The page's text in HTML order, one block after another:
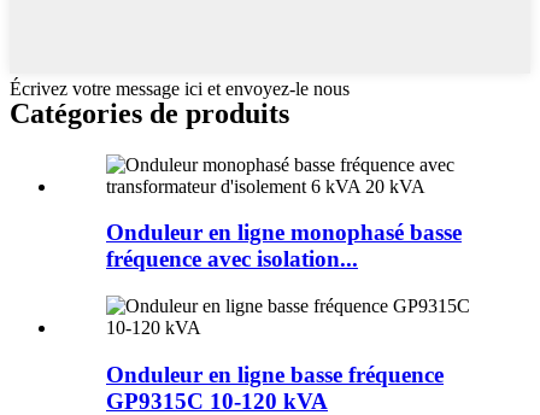
Écrivez votre message ici et envoyez-le nous
Catégories de produits
Onduleur en ligne monophasé basse
fréquence avec isolation...
Onduleur en ligne basse fréquence
GP9315C 10-120 kVA